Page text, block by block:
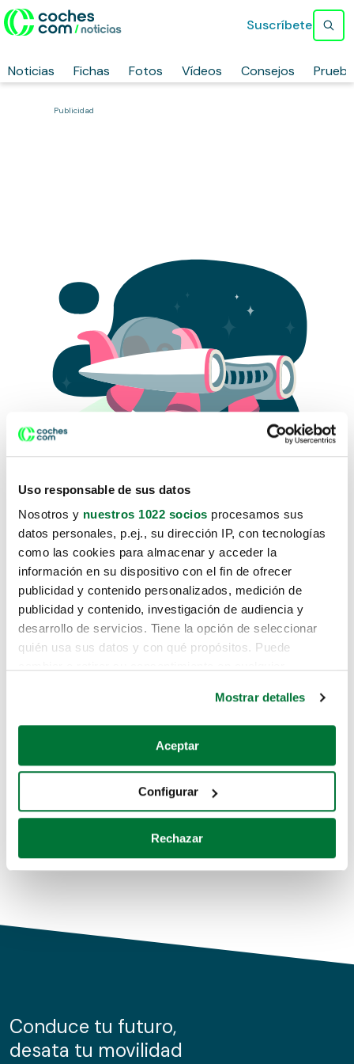
Uso responsable de sus datos
Nosotros y nuestros 1022 socios procesamos sus
datos personales, p.ej., su dirección IP, con tecnologías
como las cookies para almacenar y acceder la
información en su dispositivo con el fin de ofrecer
publicidad y contenido personalizados, medición de
publicidad y contenido, investigación de audiencia y
desarrollo de servicios. Tiene la opción de seleccionar
quién usa sus datos y con qué propósitos. Puede
Si lo permite, también quisiéramos:
Recopilar información sobre su ubicación geográfica
Identificar su dispositivo analizándolo activamente
para buscar características específicas (huellas
Obtenga más información sobre cómo se procesan sus
de cookies.
información sobre el uso que haga del sitio web con
nuestros partners de redes sociales, publicidad y análisis
Mostrar detalles
Aceptar
Configurar
Rechazar
Noticias Fichas Fotos Vídeos Consejos
Suscríbete
Publicidad
Lo sentimos, no sabemos como
te hemos traido hasta aquí.
Pero puedes encontrar el coche que estás
buscando en alguno de estos enlaces:
Coches de segunda mano
Coches de km0
Conduce tu futuro,
desata tu movilidad